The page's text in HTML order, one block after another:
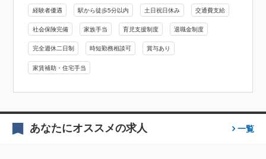
経験者優遇 駅から徒歩5分以内 土日祝日休み 交通費支給
社会保険完備 家族手当 育児支援制度 退職金制度
完全週休二日制 時短勤務相談可 賞与あり
家賃補助・住宅手当
あなたにオススメの求人 一覧